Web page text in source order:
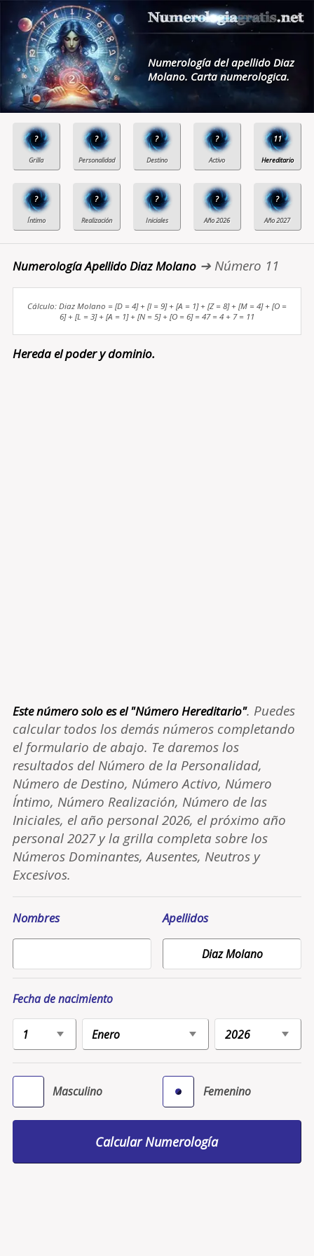
Numerología del apellido Diaz
Molano. Carta numerologica.
? ? ? ? 11
? ? ? ? ?
Numerología Apellido Diaz Molano➔ Número 11
Cálculo: Diaz Molano = [D = 4] + [I = 9] + [A = 1] + [Z = 8] + [M = 4] + [O =
6] + [L = 3] + [A = 1] + [N = 5] + [O = 6] = 47 = 4 + 7 = 11
Hereda el poder y dominio.
Este número solo es el "Número Hereditario". Puedes
calcular todos los demás números completando
el formulario de abajo. Te daremos los
resultados del Número de la Personalidad,
Número de Destino, Número Activo, Número
Íntimo, Número Realización, Número de las
Iniciales, el año personal 2026, el próximo año
personal 2027 y la grilla completa sobre los
Números Dominantes, Ausentes, Neutros y
Excesivos.
Nombres Apellidos
Fecha de nacimiento
Masculino Femenino